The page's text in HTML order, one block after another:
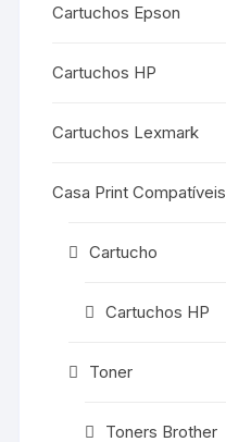
Cartuchos Epson
Cartuchos HP
Cartuchos Lexmark
Casa Print Compatíveis
Cartucho
Cartuchos HP
Toner
Toners Brother